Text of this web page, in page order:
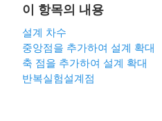
이 항목의 내용
설계 차수
중앙점을 추가하여 설계 확대
축 점을 추가하여 설계 확대
반복실험설계점